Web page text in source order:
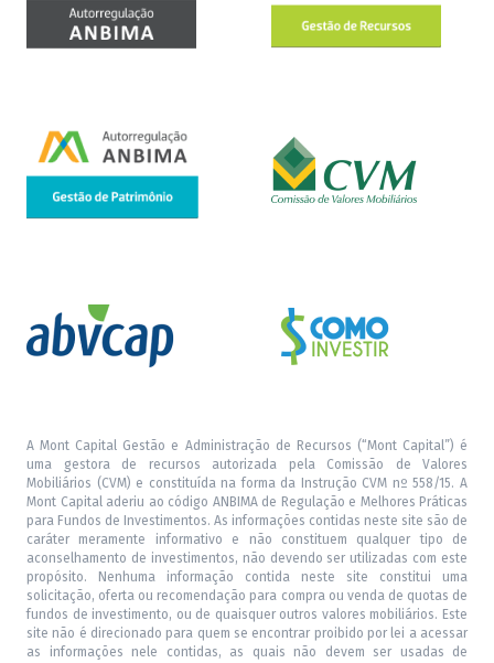
A Mont Capital Gestão e Administração de Recursos (“Mont Capital”) é
uma gestora de recursos autorizada pela Comissão de Valores
Mobiliários (CVM) e constituída na forma da Instrução CVM nº 558/15. A
Mont Capital aderiu ao código ANBIMA de Regulação e Melhores Práticas
para Fundos de Investimentos. As informações contidas neste site são de
caráter meramente informativo e não constituem qualquer tipo de
aconselhamento de investimentos, não devendo ser utilizadas com este
propósito. Nenhuma informação contida neste site constitui uma
solicitação, oferta ou recomendação para compra ou venda de quotas de
fundos de investimento, ou de quaisquer outros valores mobiliários. Este
site não é direcionado para quem se encontrar proibido por lei a acessar
as informações nele contidas, as quais não devem ser usadas de